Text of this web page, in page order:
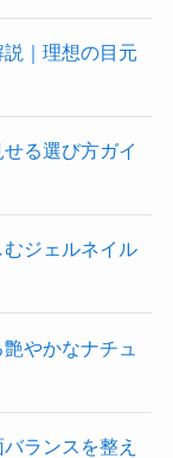
｜理想の目元
る選び方ガイ
ジェルネイル
やかなナチュ
ランスを整え